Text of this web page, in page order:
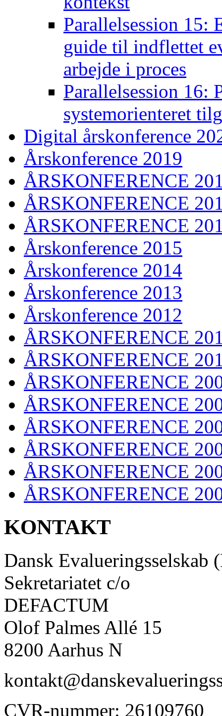
Parallelsession 15:
guide til indflettet
arbejde i proces
Parallelsession 16:
systemorienteret
Digital årskonference
Årskonference 2019
ÅRSKONFERENCE
ÅRSKONFERENCE
ÅRSKONFERENCE
Årskonference 2015
Årskonference 2014
Årskonference 2013
Årskonference 2012
ÅRSKONFERENCE
ÅRSKONFERENCE
ÅRSKONFERENCE
ÅRSKONFERENCE
ÅRSKONFERENCE
ÅRSKONFERENCE
ÅRSKONFERENCE
ÅRSKONFERENCE
KONTAKT
Dansk Evalueringsselskab
Sekretariatet c/o
DEFACTUM
Olof Palmes Allé 15
8200 Aarhus N
CVR-nummer: 26109760